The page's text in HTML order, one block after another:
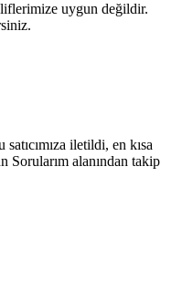
uygun değildir.
iletildi, en kısa
Sorularım alanından takip